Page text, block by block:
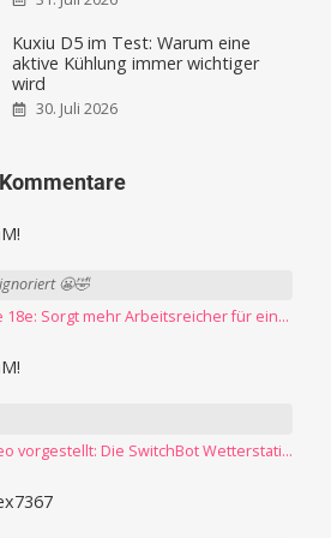
Kuxiu D5 im Test: Warum eine
aktive Kühlung immer wichtiger
wird
30. Juli 2026
😬🤣
→ iPhone 18e: Sorgt mehr Arbeitsreicher für eine Preiserhöhung?
→ Im Video vorgestellt: Die SwitchBot Wetterstation mit E-Ink-Display